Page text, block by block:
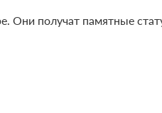
Они получат памятные